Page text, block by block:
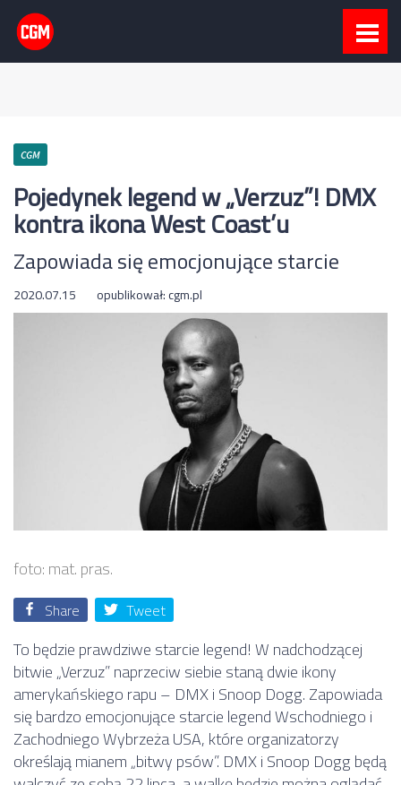
CGM
Pojedynek legend w „Verzuz”! DMX
kontra ikona West Coast’u
Zapowiada się emocjonujące starcie
2020.07.15 opublikował:cgm.pl
foto: mat. pras.
Share Tweet
To będzie prawdziwe starcie legend! W nadchodzącej
bitwie „Verzuz” naprzeciw siebie staną dwie ikony
amerykańskiego rapu – DMX i Snoop Dogg. Zapowiada
się bardzo emocjonujące starcie legend Wschodniego i
Zachodniego Wybrzeża USA, które organizatorzy
określają mianem „bitwy psów”. DMX i Snoop Dogg będą